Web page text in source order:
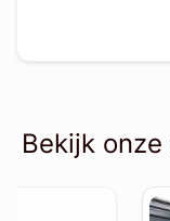
Bekijk onze